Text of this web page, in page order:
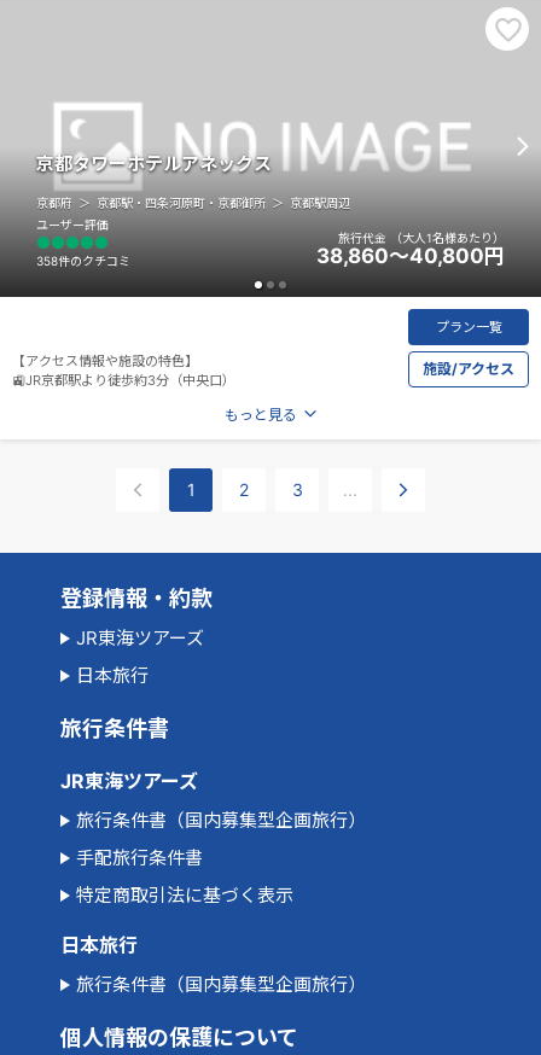
京都タワーホテルアネックス
プラン一覧
施設/アクセス
京都府 京都駅・四条河原町・京都御所 京都駅周辺
【アクセス情報や施設の特色】
🚉JR京都駅より徒歩約3分（中央口）
ユーザー評価
358件のクチコミ
旅行代金 （大人1名様あたり）
38,860～40,800 円
もっと見る
1 2 3 ...
登録情報・約款
JR東海ツアーズ
日本旅行
旅行条件書
JR東海ツアーズ
旅行条件書（国内募集型企画旅行）
手配旅行条件書
特定商取引法に基づく表示
日本旅行
旅行条件書（国内募集型企画旅行）
個人情報の保護について